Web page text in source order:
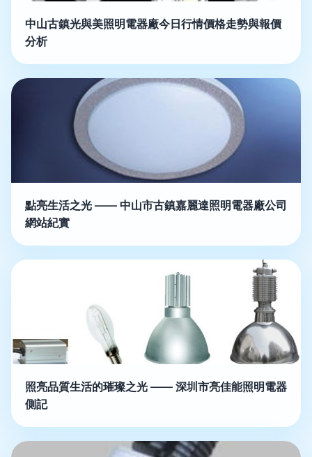
中山古鎮光與美照明電器廠今日行情價格走勢與報價
分析
點亮生活之光 —— 中山市古鎮嘉麗達照明電器廠公司
網站紀實
照亮品質生活的璀璨之光 —— 深圳市亮佳能照明電器
側記